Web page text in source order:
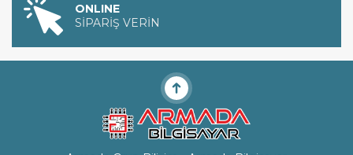
ONLINE
SİPARİŞ VERİN